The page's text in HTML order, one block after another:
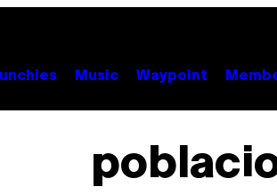
Music Waypoint